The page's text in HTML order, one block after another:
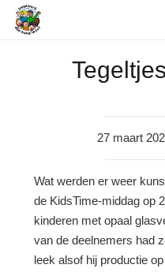
27 maart
Wat werden er weer
de KidsTime-middag op
kinderen met opaal
van de deelnemers had
leek alsof hij productie